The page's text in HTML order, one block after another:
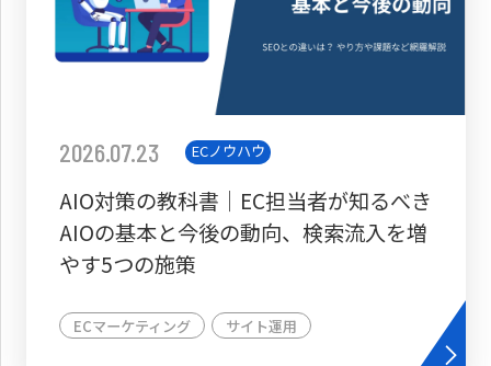
2026.07.23 ECノウハウ
AIO対策の教科書│EC担当者が知るべき
AIOの基本と今後の動向、検索流入を増
やす5つの施策
ECマーケティング サイト運用